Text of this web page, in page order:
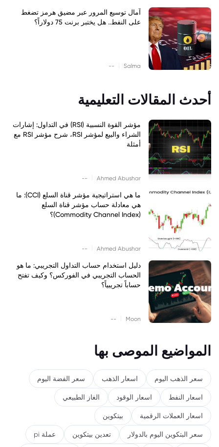
آمال توسيع المرور عبر مضيق هرمز تضغط
على النفط.. هل يختبر برنت 75 دولاراً؟
Salma
--
أحدث المقالات التعليمية
مؤشر القوة النسبية (RSI) في التداول: إشارات
الشراء والبيع لمؤشر RSI، شرح مؤشر RSI مع
أمثلة
Ahmed Abushar
--
ما هي استراتيجية مؤشر قناة السلع (CCI): ما
هي معادلة حساب مؤشر قناة السلع
(Commodity Channel Index)؟
Ahmed Abushar
--
دليل استخدام حساب التداول التجريبي: ما هو
الحساب التجريبي في الفوركس؟ وكيف تفتح
حساباً تجريبياً؟
Moon
--
المواضيع الموصى بها
سعر الذهب اليوم اسعار الذهب سعر الفضة اليوم
اسعار النفط اسعار الوقود الغاز الطبيعي
اسعار العملات الرقمية بيتكوين
سعر البتكوين اليوم بالدولار تعدين بيتكوين عملة pi